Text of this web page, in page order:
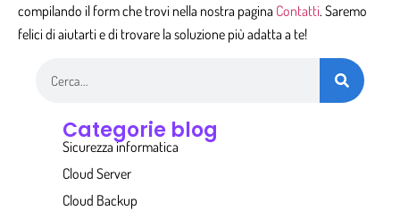
compilando il form che trovi nella nostra pagina Contatti. Saremo
felici di aiutarti e di trovare la soluzione più adatta a te!
Categorie blog
Sicurezza informatica
Cloud Server
Cloud Backup